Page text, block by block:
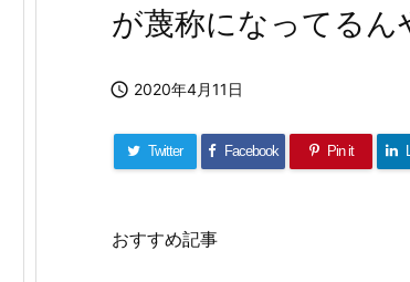
が蔑称になってる
 2020年4月11日
Twitter Facebook Pin it
おすすめ記事